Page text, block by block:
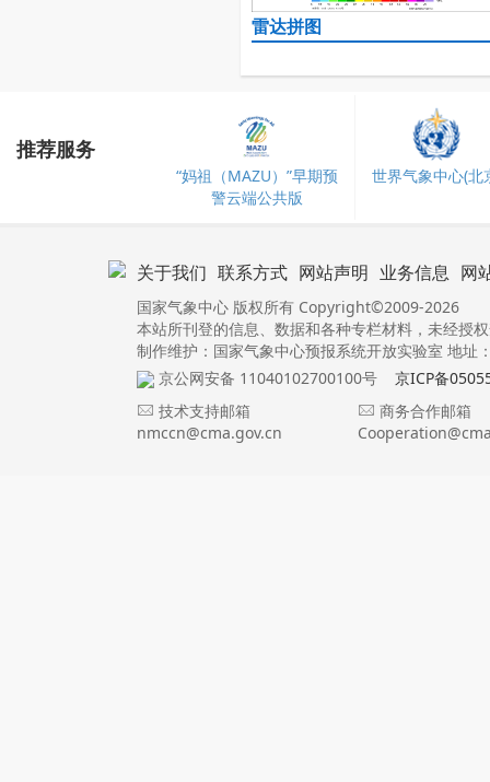
雷达拼图
推荐服务
“妈祖（MAZU）”早期预
警云端公共版
世界气象中心(北
关于我们 联系方式 网站声明 业务信息 网
国家气象中心 版权所有 Copyright©2009-2026
本站所刊登的信息、数据和各种专栏材料，未经授
制作维护：国家气象中心预报系统开放实验室 地址
京公网安备 11040102700100号
京ICP备
技术支持邮箱
nmccn@cma.gov.cn
商务合作邮箱